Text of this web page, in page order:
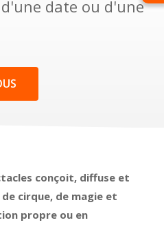
date ou d'une
US
conçoit, diffuse et
cirque, de magie et
propre ou en